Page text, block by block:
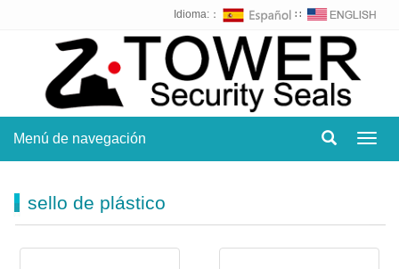
Idioma:： ∷
Menú de navegación
sello de plástico